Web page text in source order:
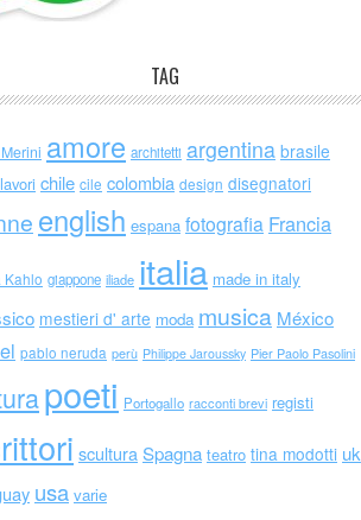
TAG
amore architetti argentina brasile
chile cile colombia design disegnatori
english espana fotografia Francia
Kahlo giappone iliade italia made in italy
mestieri d' arte moda musica México
pablo neruda perù Philippe Jaroussky Pier Paolo Pasolini
poeti Portogallo racconti brevi registi
scultura Spagna teatro tina modotti uk
usa varie